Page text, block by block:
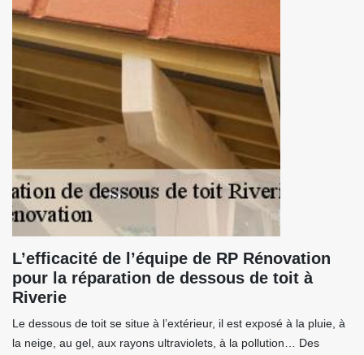
L’efficacité de l’équipe de RP Rénovation
pour la réparation de dessous de toit à
Riverie
Le dessous de toit se situe à l’extérieur, il est exposé à la pluie, à
la neige, au gel, aux rayons ultraviolets, à la pollution… Des